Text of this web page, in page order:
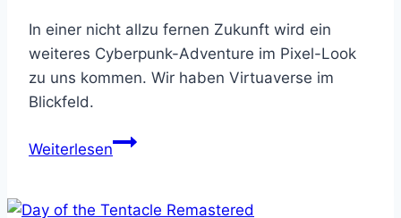
In einer nicht allzu fernen Zukunft wird ein
weiteres Cyberpunk-Adventure im Pixel-Look
zu uns kommen. Wir haben Virtuaverse im
Blickfeld.
WeiterlesenBlickfeld: